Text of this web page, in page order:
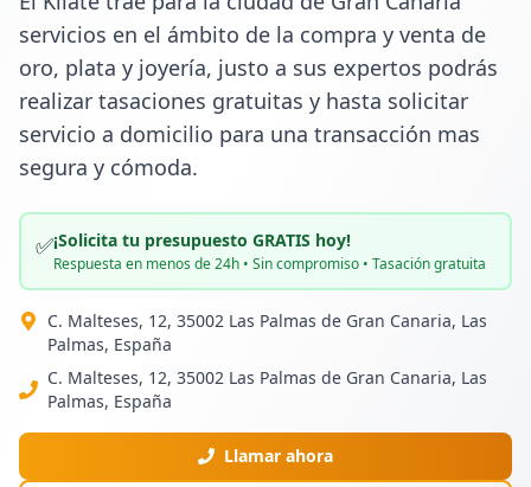
servicios en el ámbito de la compra y venta de
oro, plata y joyería, justo a sus expertos podrás
realizar tasaciones gratuitas y hasta solicitar
servicio a domicilio para una transacción mas
segura y cómoda.
✅¡Solicita tu presupuesto GRATIS hoy!
Respuesta en menos de 24h • Sin compromiso • Tasación gratuita
C. Malteses, 12, 35002 Las Palmas de Gran Canaria, Las
Palmas, España
C. Malteses, 12, 35002 Las Palmas de Gran Canaria, Las
Palmas, España
Llamar ahora